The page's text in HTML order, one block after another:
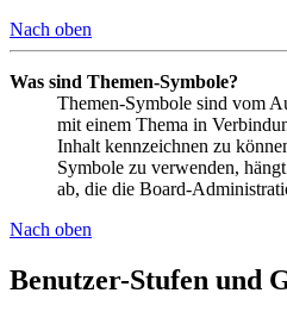
Nach oben
Was sind Themen-Symbole?
Themen-Symbole sind vom
mit einem Thema in
Inhalt kennzeichnen zu
Symbole zu verwenden,
ab, die die Board-
Nach oben
Benutzer-Stufen und